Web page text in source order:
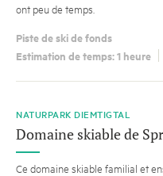
ont peu de temps.
Piste de ski de fonds
Estimation de temps: 1 heure
NATURPARK DIEMTIGTAL
Domaine skiable de
Ce domaine skiable familial et